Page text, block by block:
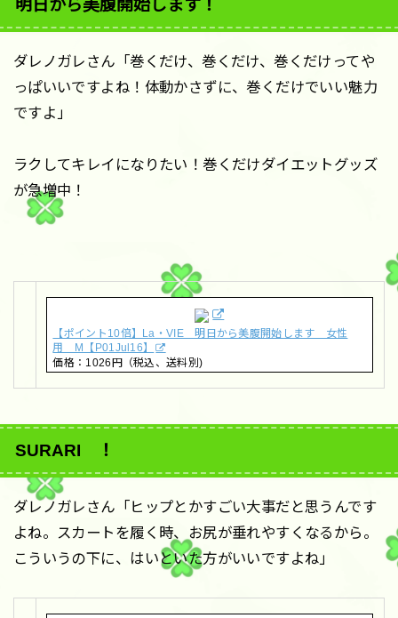
明日から美腹開始します！
ダレノガレさん「巻くだけ、巻くだけ、巻くだけってや
っぱいいですよね！体動かさずに、巻くだけでいい魅力
ですよ」
ラクしてキレイになりたい！巻くだけダイエットグッズ
が急増中！
【ポイント10倍】La・VIE 明日から美腹開始します 女性
用 M【P01Jul16】
価格：1026円（税込、送料別)
SURARI ！
ダレノガレさん「ヒップとかすごい大事だと思うんです
よね。スカートを履く時、お尻が垂れやすくなるから。
こういうの下に、はいといた方がいいですよね」